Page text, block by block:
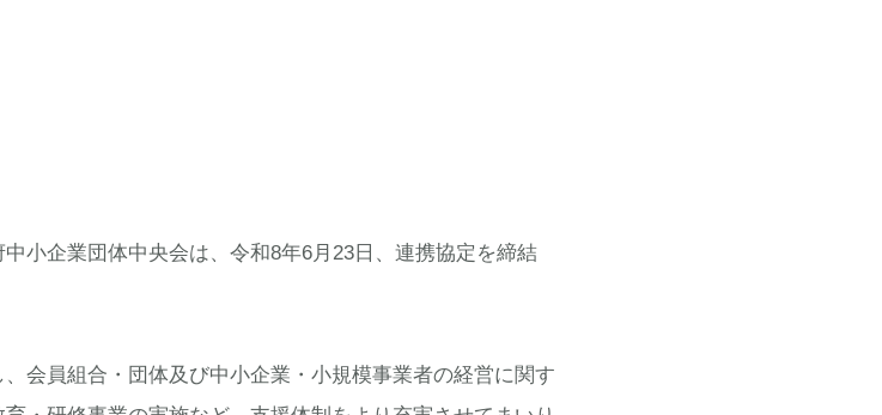
小企業団体中央会は、令和8年6月23日、連携協定を締結
会員組合・団体及び中小企業・小規模事業者の経営に関す